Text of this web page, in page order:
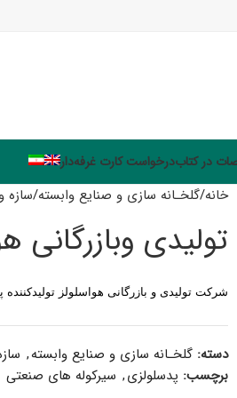
در کتابدرخواست کارت غرفه‌دار
خانه گلخـانه سازی و صنایع وابسته سازه
تولیدی وبازرگانی
شرکت تولیدی و بازرگانی هواسلولز
دسته: گلخـانه سازی و صنایع وابسته,
برچسب: پدسلولزی, سیرکوله های صنعتی